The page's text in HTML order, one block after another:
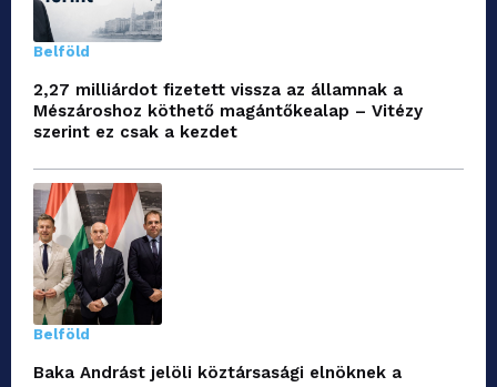
Belföld
2,27 milliárdot fizetett vissza az államnak a
Mészároshoz köthető magántőkealap – Vitézy
szerint ez csak a kezdet
Belföld
Baka Andrást jelöli köztársasági elnöknek a